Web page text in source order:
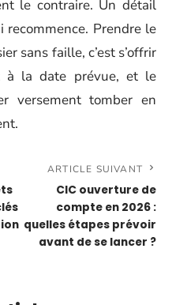
le contraire. Un détail
recommence. Prendre le
sans faille, c’est s’offrir
à la date prévue, et le
versement tomber en
ARTICLE SUIVANT
CIC ouverture de
compte en 2026 :
quelles étapes prévoir
avant de se lancer ?